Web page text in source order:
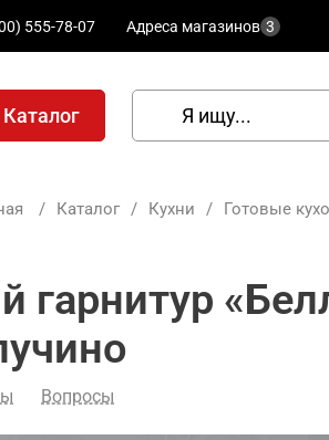
555-78-07 Адреса магазинов 3
Каталог
/ Каталог / Кухни / Готовые
гарнитур
Вопросы